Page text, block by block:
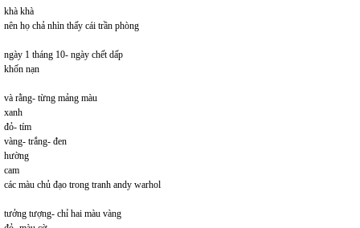
khà khà
nên họ chả nhìn thấy cái trần phòng
ngày 1 tháng 10- ngày chết dấp
khốn nạn
và rằng- từng mảng màu
xanh
đỏ- tím
vàng- trắng- đen
hường
cam
các màu chủ đạo trong tranh andy warhol
tưởng tượng- chỉ hai màu vàng